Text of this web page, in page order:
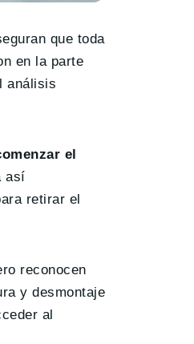
que toda
en la parte
análisis
el
así
retirar el
reconocen
y desmontaje
al